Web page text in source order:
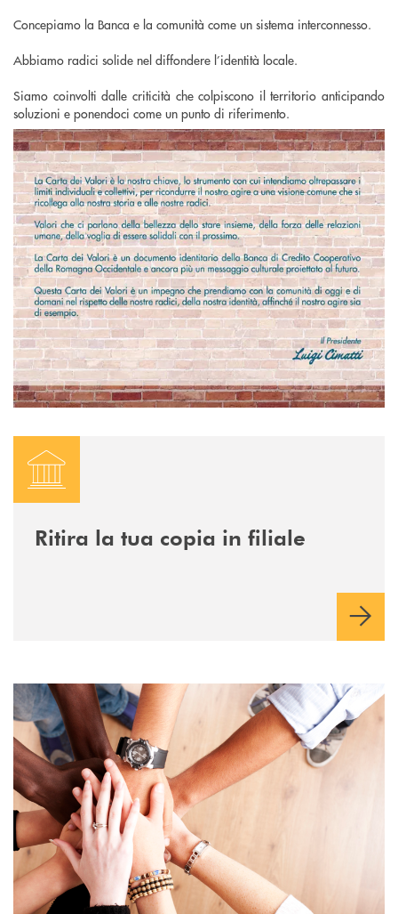
Concepiamo la Banca e la comunità come un sistema interconnesso.
Abbiamo radici solide nel diffondere l’identità locale.
Siamo coinvolti dalle criticità che colpiscono il territorio anticipando
soluzioni e ponendoci come un punto di riferimento.
Ritira la tua copia in filiale
Voglio diventare Socio